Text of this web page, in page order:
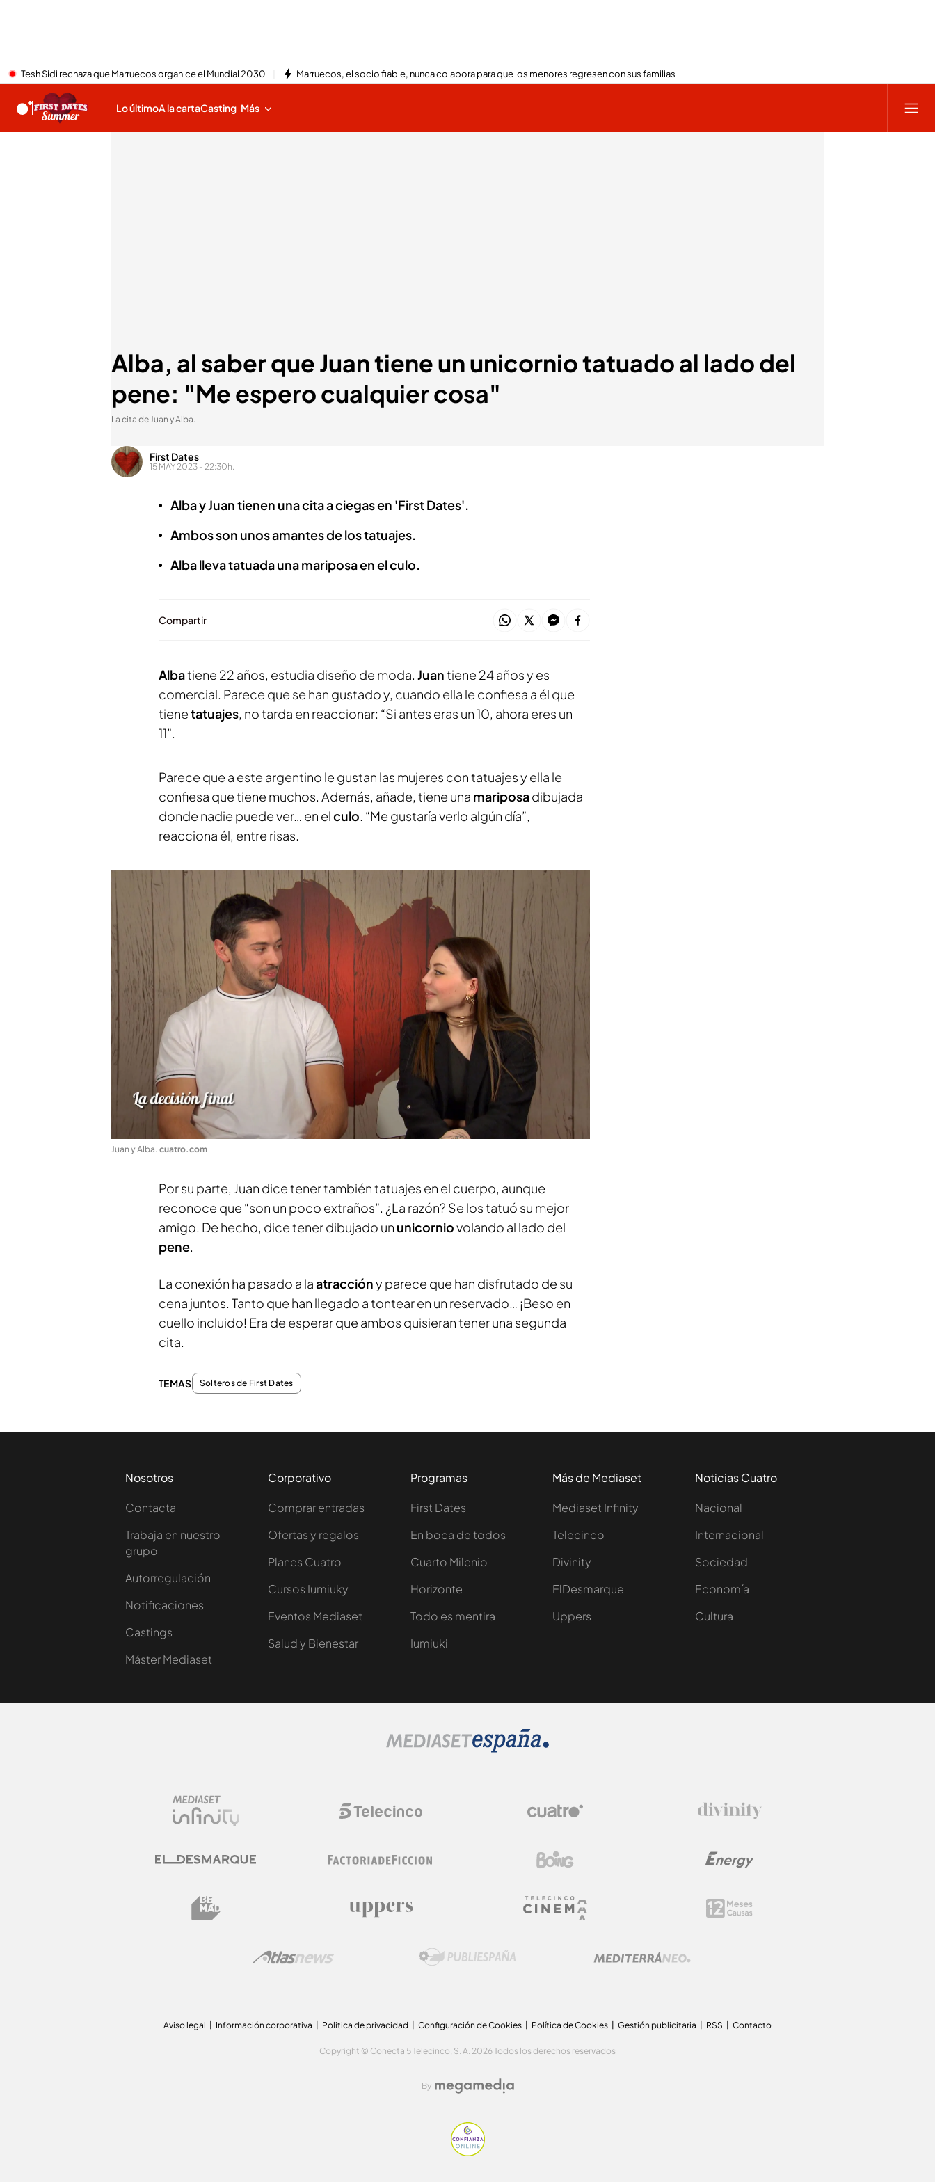
Tesh Sidi rechaza que Marruecos organice el Mundial 2030 Marruecos, el socio fiable, nunca colabora para que los menores regresen con sus familias
Lo últimoA la cartaCasting Más
Alba, al saber que Juan tiene un unicornio tatuado al lado del
pene: "Me espero cualquier cosa"
La cita de Juan y Alba.
First Dates
15 MAY 2023 - 22:30h.
Alba y Juan tienen una cita a ciegas en 'First Dates'.
Ambos son unos amantes de los tatuajes.
Alba lleva tatuada una mariposa en el culo.
Compartir
Albatiene 22 años, estudia diseño de moda. Juantiene 24 años y es
comercial. Parece que se han gustado y, cuando ella le confiesa a él que
tienetatuajes, no tarda en reaccionar: “Si antes eras un 10, ahora eres un
11”.
Parece que a este argentino le gustan las mujeres con tatuajes y ella le
confiesa que tiene muchos. Además, añade, tiene una mariposadibujada
donde nadie puede ver… en elculo. “Me gustaría verlo algún día”,
reacciona él, entre risas.
Juan y Alba. cuatro.com
Por su parte, Juan dice tener también tatuajes en el cuerpo, aunque
reconoce que “son un poco extraños”. ¿La razón? Se los tatuó su mejor
amigo. De hecho, dice tener dibujado un unicorniovolando al lado del
pene.
La conexión ha pasado a laatraccióny parece que han disfrutado de su
cena juntos. Tanto que han llegado a tontear en un reservado… ¡Beso en
cuello incluido! Era de esperar que ambos quisieran tener una segunda
cita.
TEMAS Solteros de First Dates
Nosotros
Contacta
Trabaja en nuestro
grupo
Autorregulación
Notificaciones
Castings
Máster Mediaset
Corporativo
Comprar entradas
Ofertas y regalos
Planes Cuatro
Cursos Iumiuky
Eventos Mediaset
Salud y Bienestar
Programas
First Dates
En boca de todos
Cuarto Milenio
Horizonte
Todo es mentira
Iumiuki
Más de Mediaset
Mediaset Infinity
Telecinco
Divinity
ElDesmarque
Uppers
Noticias Cuatro
Nacional
Internacional
Sociedad
Economía
Cultura
Aviso legal Información corporativa Politica de privacidad Configuración de Cookies Política de Cookies Gestión publicitaria RSS Contacto
Copyright © Conecta 5 Telecinco, S. A. 2026 Todos los derechos reservados
By